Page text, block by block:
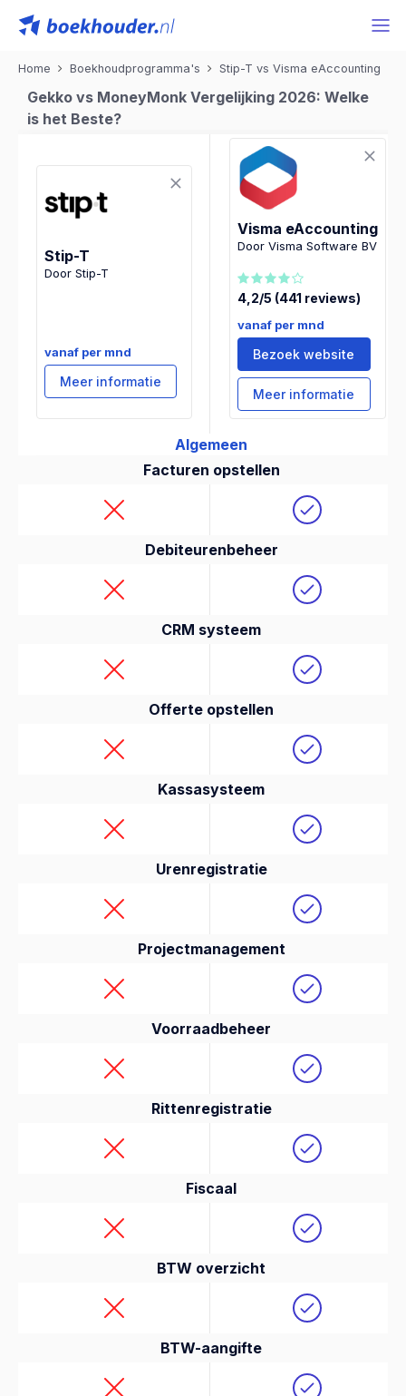
Home Boekhoudprogramma's Stip-T vs Visma eAccounting
Gekko vs MoneyMonk Vergelijking 2026: Welke
is het Beste?
Stip-T
Door Stip-T
vanaf per mnd
Meer informatie
Visma eAccounting
Door Visma Software BV
4,2/5 (441 reviews)
vanaf per mnd
Bezoek website
Meer informatie
Algemeen
Facturen opstellen
Debiteurenbeheer
CRM systeem
Offerte opstellen
Kassasysteem
Urenregistratie
Projectmanagement
Voorraadbeheer
Rittenregistratie
Fiscaal
BTW overzicht
BTW-aangifte